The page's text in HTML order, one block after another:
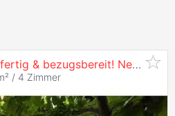
"VERKAUFT - Schlüsselfertig & bezugsbereit! Neubau-Doppelhaus in Top-Lage
/ 4 Zimmer